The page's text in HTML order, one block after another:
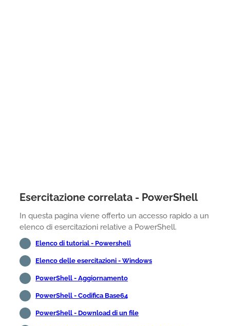
Esercitazione correlata - PowerShell
In questa pagina viene offerto un accesso rapido a un
elenco di esercitazioni relative a PowerShell.
Elenco di tutorial - Powershell
Elenco delle esercitazioni - Windows
PowerShell - Aggiornamento
PowerShell - Codifica Base64
PowerShell - Download di un file